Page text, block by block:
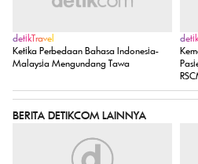
detikTravel
Ketika Perbedaan Bahasa Indonesia-
Malaysia Mengundang Tawa
BERITA DETIKCOM LAINNYA